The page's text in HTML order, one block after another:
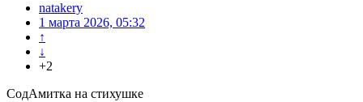
natakery
1 марта 2026, 05:32
↑
↓
+2
СодАмитка на стихушке